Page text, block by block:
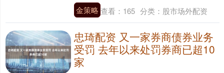
金策略 查看： 165 分类： 股市场外配资
忠琦配资 又一家券商债券业务
受罚 去年以来处罚券商已超10
家